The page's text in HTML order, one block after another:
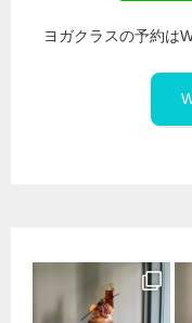
ヨガクラスの予約は